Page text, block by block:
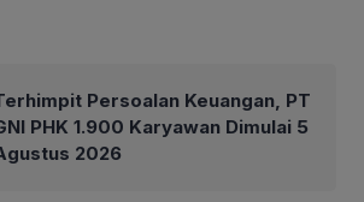
Persoalan Keuangan, PT
PHK 1.900 Karyawan Dimulai 5
2026